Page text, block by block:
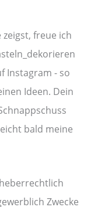
freue ich
Instagram - so
Ideen. Dein
bald meine
Zwecke